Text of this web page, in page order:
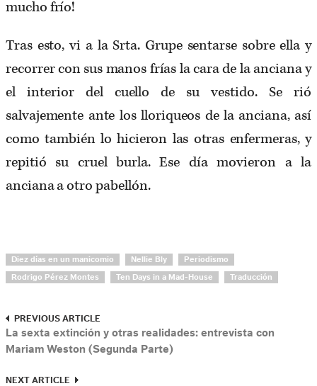
mucho frío!
Tras esto, vi a la Srta. Grupe sentarse sobre ella y
recorrer con sus manos frías la cara de la anciana y
el interior del cuello de su vestido. Se rió
salvajemente ante los lloriqueos de la anciana, así
como también lo hicieron las otras enfermeras, y
repitió su cruel burla. Ese día movieron a la
anciana a otro pabellón.
Diez días en un manicomio Nellie Bly Periodismo
Rodrigo Pérez Montes Ten Days in a Mad-House Traducción
PREVIOUS ARTICLE
La sexta extinción y otras realidades: entrevista con
Mariam Weston (Segunda Parte)
NEXT ARTICLE